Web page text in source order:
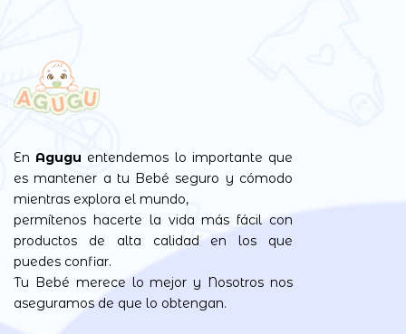
En Agugu entendemos lo importante que
es mantener a tu Bebé seguro y cómodo
mientras explora el mundo,
permítenos hacerte la vida más fácil con
productos de alta calidad en los que
puedes confiar.
Tu Bebé merece lo mejor y Nosotros nos
aseguramos de que lo obtengan.